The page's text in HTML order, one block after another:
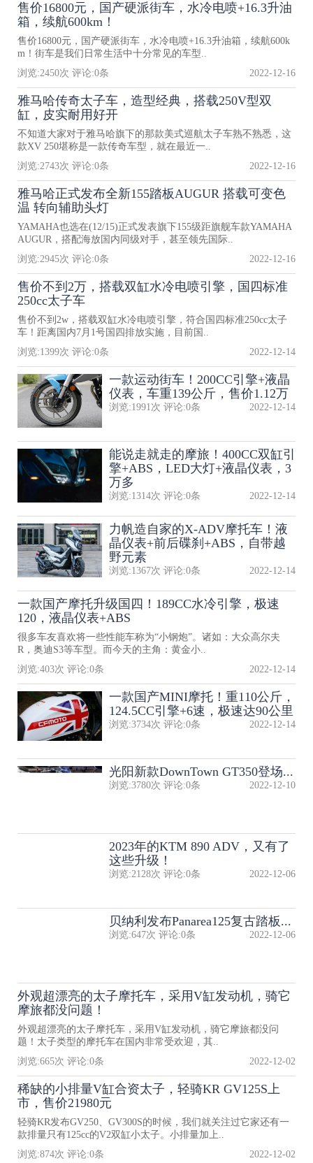
售价16800元，国产硬派街车，水冷电喷+16.3升油
箱，续航600km！
售价16800元，国产硬派街车，水冷电喷+16.3升油箱，续航600k
m！街车是我们日常生活中十分常见的车型..
浏览:2450次 评论:0条 2022-12-16
雅马哈传奇太子车，造型经典，搭载250V型双
缸，皮实耐用好开
不知道大家对于雅马哈旗下的那款美式巡航太子车熟不熟悉，这
款XV 250堪称是一款传奇车型，就在最近一..
浏览:2743次 评论:0条 2022-12-16
雅马哈正式发布全新155踏板AUGUR 搭载可变色
温 转向辅助头灯
YAMAHA也选在(12/15)正式发表旗下155级距旗舰车款YAMAHA
AUGUR，搭配海放国内同级对手，甚至领先国际..
浏览:2945次 评论:0条 2022-12-16
售价不到2万，搭载双缸水冷电喷引擎，国四标准
250cc太子车
售价不到2w，搭载双缸水冷电喷引擎，符合国四标准250cc太子
车！距离国内7月1号国四排放实施，目前国..
浏览:1399次 评论:0条 2022-12-14
一款运动街车！200CC引擎+液晶
仪表，车重139公斤，售价1.12万
浏览:1991次 评论:0条 2022-12-14
能说走就走的摩旅！400CC双缸引
擎+ABS，LED大灯+液晶仪表，3
万多
浏览:1314次 评论:0条 2022-12-14
力帆造自家的X-ADV摩托车！液
晶仪表+前后碟刹+ABS，自带越
野元素
浏览:1367次 评论:0条 2022-12-14
一款国产摩托升级国四！189CC水冷引擎，极速
120，液晶仪表+ABS
很多车友喜欢将一些性能车称为“小钢炮”。诸如：大众高尔夫
R，奥迪S3等车型。而今天的主角：黄金小..
浏览:403次 评论:0条 2022-12-14
一款国产MINI摩托！重110公斤，
124.5CC引擎+6速，极速达90公里
浏览:3734次 评论:0条 2022-12-14
光阳新款DownTown GT350登场...
浏览:3780次 评论:0条 2022-12-10
2023年的KTM 890 ADV，又有了
这些升级！
浏览:2128次 评论:0条 2022-12-06
贝纳利发布Panarea125复古踏板...
浏览:647次 评论:0条 2022-12-06
外观超漂亮的太子摩托车，采用V缸发动机，骑它
摩旅都没问题！
外观超漂亮的太子摩托车，采用V缸发动机，骑它摩旅都没问
题！太子类型的摩托车在国内非常受欢迎，其..
浏览:665次 评论:0条 2022-12-02
稀缺的小排量V缸合资太子，轻骑KR GV125S上
市，售价21980元
轻骑KR发布GV250、GV300S的时候，我们就关注过它家还有一
款排量只有125cc的V2双缸小太子。小排量加上..
浏览:874次 评论:0条 2022-12-02